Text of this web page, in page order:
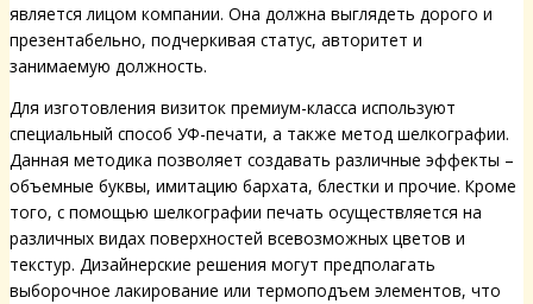
является лицом компании. Она должна выглядеть дорого и
презентабельно, подчеркивая статус, авторитет и
занимаемую должность.
Для изготовления визиток премиум-класса используют
специальный способ УФ-печати, а также метод шелкографии.
Данная методика позволяет создавать различные эффекты –
объемные буквы, имитацию бархата, блестки и прочие. Кроме
того, с помощью шелкографии печать осуществляется на
различных видах поверхностей всевозможных цветов и
текстур. Дизайнерские решения могут предполагать
выборочное лакирование или термоподъем элементов, что